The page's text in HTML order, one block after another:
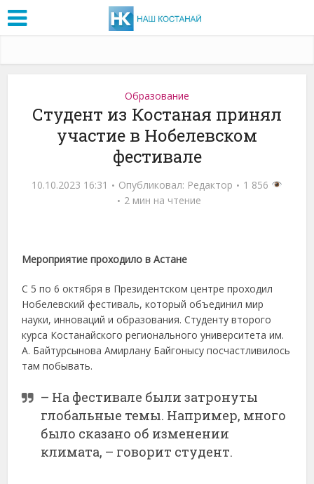
Образование
Студент из Костаная принял
участие в Нобелевском
фестивале
10.10.2023 16:31 Опубликовал: Редактор
1 856
2 мин на чтение
Мероприятие проходилов Астане
С 5 по 6 октября в Президентском центре проходил
Нобелевский фестиваль, который объединил мир
науки, инноваций и образования. Студенту второго
курса Костанайского регионального университета им.
А. Байтурсынова Амирлану Байгонысу посчастливилось
там побывать.
– На фестивале были затронуты
глобальные темы. Например, много
было сказано об изменении
климата, – говорит студент.